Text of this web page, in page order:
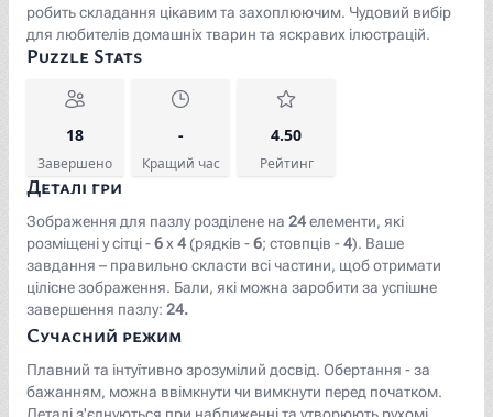
робить складання цікавим та захоплюючим. Чудовий вибір
для любителів домашніх тварин та яскравих ілюстрацій.
Puzzle Stats
18
Завершено
-
Кращий час
4.50
Рейтинг
Деталі гри
Зображення для пазлу розділене на 24елементи, які
розміщені у сітці -6x 4 (рядків -6; стовпців -4). Ваше
завдання – правильно скласти всі частини, щоб отримати
цілісне зображення. Бали, які можна заробити за успішне
завершення пазлу: 24.
Сучасний режим
Плавний та інтуїтивно зрозумілий досвід. Обертання - за
бажанням, можна ввімкнути чи вимкнути перед початком.